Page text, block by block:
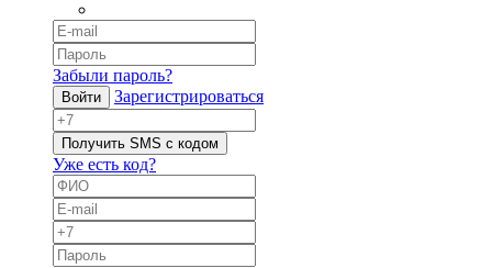
Забыли пароль?
Войти Зарегистрироваться
Получить SMS с кодом
Уже есть код?